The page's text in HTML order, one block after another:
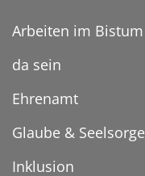
Arbeiten im Bistum
da sein
Ehrenamt
Glaube & Seelsorge
Inklusion